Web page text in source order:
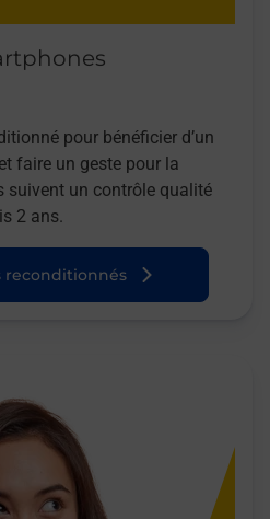
pour bénéficier d’un
faire un geste pour la
suivent un contrôle qualité
2 ans.
reconditionnés